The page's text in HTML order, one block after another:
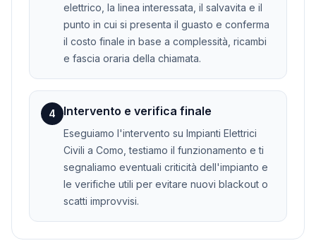
elettrico, la linea interessata, il salvavita e il
punto in cui si presenta il guasto e conferma
il costo finale in base a complessità, ricambi
e fascia oraria della chiamata.
4 Intervento e verifica finale
Eseguiamo l'intervento su Impianti Elettrici
Civili a Como, testiamo il funzionamento e ti
segnaliamo eventuali criticità dell'impianto e
le verifiche utili per evitare nuovi blackout o
scatti improvvisi.